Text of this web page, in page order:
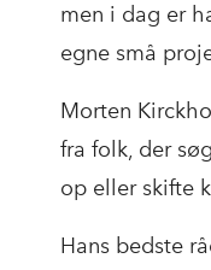
men i dag er
egne små
Morten
fra folk, der
op eller skifte
Hans bedste